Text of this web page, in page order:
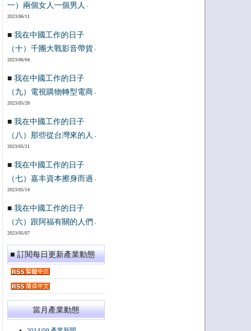
一）兩個女人一個男人
-
2023/06/11
■ 我在中國工作的日子
（十）千團大戰影音帶貨 -
2023/06/04
■ 我在中國工作的日子
（九）電視購物轉型電商 -
2023/05/28
■ 我在中國工作的日子
（八）那些從台灣來的人
-
2023/05/21
■ 我在中國工作的日子
（七）嘉丰資本擦身而過 -
2023/05/14
■ 我在中國工作的日子
（六）跟阿福有關的人們 -
2023/05/07
■ 訂閱每日更新產業動態
當月產業動態